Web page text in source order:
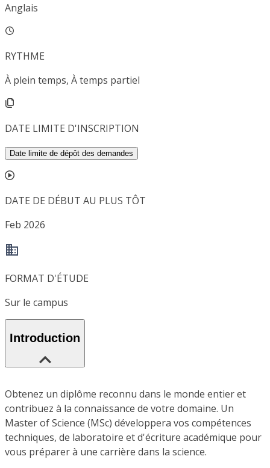
Anglais
RYTHME
À plein temps, À temps partiel
DATE LIMITE D'INSCRIPTION
Date limite de dépôt des demandes
DATE DE DÉBUT AU PLUS TÔT
Feb 2026
FORMAT D'ÉTUDE
Sur le campus
Introduction
Obtenez un diplôme reconnu dans le monde entier et
contribuez à la connaissance de votre domaine. Un
Master of Science (MSc) développera vos compétences
techniques, de laboratoire et d'écriture académique pour
vous préparer à une carrière dans la science.